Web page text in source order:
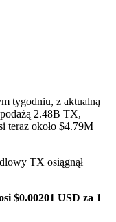
metale szlachetne i
tygodniu, z aktualną
2.48B TX,
teraz około $4.79M
TX osiągnął
$0.00201 USD za 1